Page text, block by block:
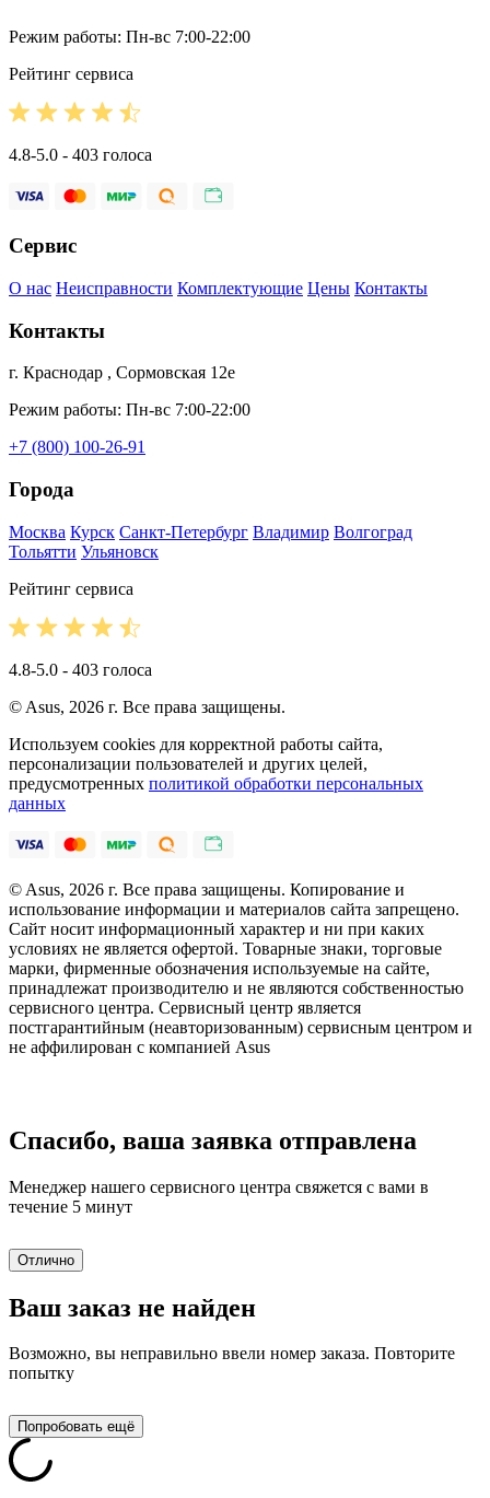
Режим работы: Пн-вс 7:00-22:00
Рейтинг сервиса
4.8-5.0 - 403 голоса
Сервис
О нас Неисправности Комплектующие Цены Контакты
Контакты
г. Краснодар , Сормовская 12е
Режим работы: Пн-вс 7:00-22:00
+7 (800) 100-26-91
Города
Москва Курск Санкт-Петербург Владимир Волгоград
Тольятти Ульяновск
Рейтинг сервиса
4.8-5.0 - 403 голоса
© Asus, 2026 г. Все права защищены.
Используем cookies для корректной работы сайта,
персонализации пользователей и других целей,
предусмотренных политикой обработки персональных
данных
© Asus, 2026 г. Все права защищены. Копирование и
использование информации и материалов сайта запрещено.
Сайт носит информационный характер и ни при каких
условиях не является офертой. Товарные знаки, торговые
марки, фирменные обозначения используемые на сайте,
принадлежат производителю и не являются собственностью
сервисного центра. Сервисный центр является
постгарантийным (неавторизованным) сервисным центром и
не аффилирован с компанией Asus
Спасибо, ваша заявка отправлена
Менеджер нашего сервисного центра свяжется с вами в
течение 5 минут
Отлично
Ваш заказ не найден
Возможно, вы неправильно ввели номер заказа. Повторите
попытку
Попробовать ещё